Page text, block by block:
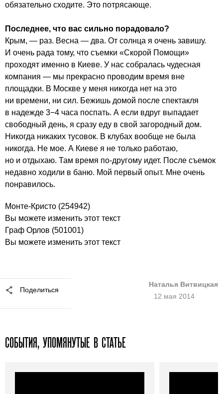
обязательно сходите. Это потрясающе.
Последнее, что вас сильно порадовало?
Крым, — раз. Весна — два. От солнца я очень завишу.
И очень рада тому, что съемки «Скорой Помощи»
проходят именно в Киеве. У нас собралась чудесная
компания — мы прекрасно проводим время вне
площадки. В Москве у меня никогда нет на это
ни времени, ни сил. Бежишь домой после спектакля
в надежде 3−4 часа поспать. А если вдруг выпадает
свободный день, я сразу еду в свой загородный дом.
Никогда никаких тусовок. В клубах вообще не была
никогда. Не мое. А Киеве я не только работаю,
но и отдыхаю. Там время по-другому идет. После съемок
недавно ходили в баню. Мой первый опыт. Мне очень
понравилось.
Монте-Кристо (254942)
Вы можете изменить этот текст
Граф Орлов (501001)
Вы можете изменить этот текст
Поделиться
Наталья Витвицкая
12 мая 2014
СОБЫТИЯ, УПОМЯНУТЫЕ В СТАТЬЕ